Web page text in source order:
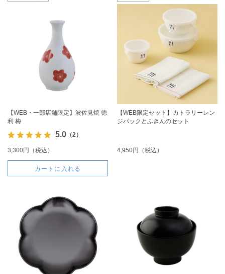
【WEB・一部店舗限定】波佐見焼 徳
利 梅
5.0（2）
3,300円（税込）
カートに入れる
【WEB限定セット】カトラリーレン
ジパックとふきんのセット
4,950円（税込）